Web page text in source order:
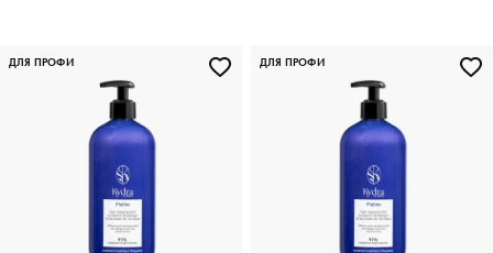
Make-up Remover, 3 x 60 мл
Glycerin, 100 мл
ДЛЯ ПРОФИ ДЛЯ ПРОФИ